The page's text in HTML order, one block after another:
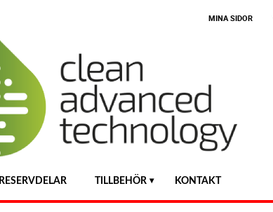
MINA SIDOR
RESERVDELAR TILLBEHÖR KONTAKT